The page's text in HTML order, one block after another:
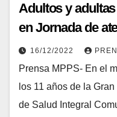
Adultos y
en Jornada de
16/12/2022
Prensa MPPS- En el
los 11 años de la
de Salud Integral